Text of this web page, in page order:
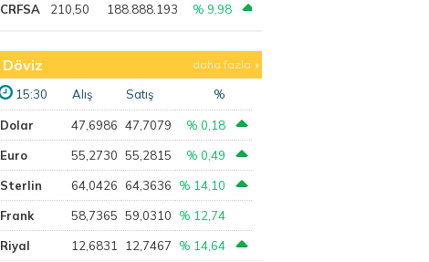
CRFSA 210,50 188.888.193 % 9,98
Döviz daha fazla
15:30 Alış Satış %
Dolar 47,6986 47,7079 % 0,18
Euro 55,2730 55,2815 % 0,49
Sterlin 64,0426 64,3636 % 14,10
Frank 58,7365 59,0310 % 12,74
Riyal 12,6831 12,7467 % 14,64